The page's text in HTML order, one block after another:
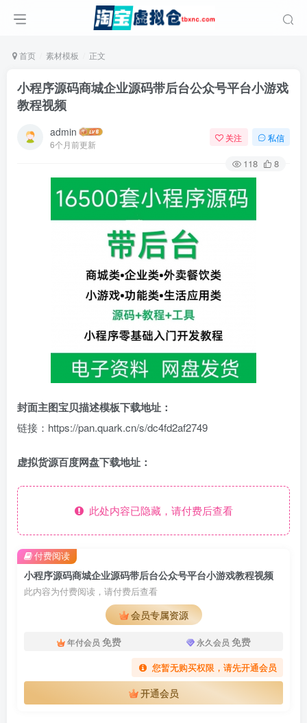
首页 素材模板 正文
小程序源码商城企业源码带后台公众号平台小游戏
教程视频
admin
6个月前更新
关注 私信
118 8
封面主图宝贝描述模板下载地址：
链接：https://pan.quark.cn/s/dc4fd2af2749
虚拟货源百度网盘下载地址：
此处内容已隐藏，请付费后查看
小程序源码商城企业源码带后台公众号平台小游戏教程视频
此内容为付费阅读，请付费后查看
会员专属资源
年付会员 免费 永久会员 免费
您暂无购买权限，请先开通会员
开通会员
付费阅读